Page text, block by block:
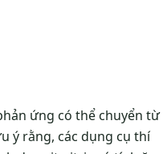
ứng có thể chuyển từ
ý rằng, các dụng cụ thí